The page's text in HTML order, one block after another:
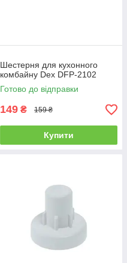
Шестерня для кухонного
комбайну Dex DFP-2102
Готово до відправки
149 ₴ 159 ₴
Купити